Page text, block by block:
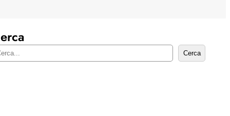
Cerca